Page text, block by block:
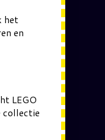
het
en
LEGO
collectie